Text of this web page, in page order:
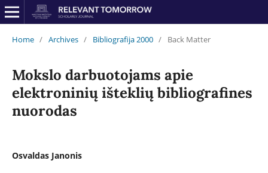
Home / Archives / Bibliografija 2000 / Back Matter
Mokslo darbuotojams apie
elektroninių išteklių bibliografines
nuorodas
Osvaldas Janonis